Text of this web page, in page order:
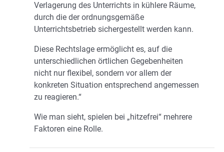
Verlagerung des Unterrichts in kühlere Räume,
durch die der ordnungsgemäße
Unterrichtsbetrieb sichergestellt werden kann.
Diese Rechtslage ermöglicht es, auf die
unterschiedlichen örtlichen Gegebenheiten
nicht nur flexibel, sondern vor allem der
konkreten Situation entsprechend angemessen
zu reagieren.“
Wie man sieht, spielen bei „hitzefrei“ mehrere
Faktoren eine Rolle.